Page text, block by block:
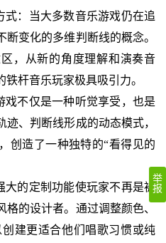
式：当大多数音乐游戏仍在追
变化的多维判断线的概念。
，从新的角度理解和演奏音
杆音乐玩家极具吸引力。
戏不仅是一种听觉享受，也是
、判断线形成的动态模式，
创造了一种独特的“看得见的
大的定制功能使玩家不再是被
的设计者。通过调整颜色、
建更适合他们唱歌习惯或纯
举
报